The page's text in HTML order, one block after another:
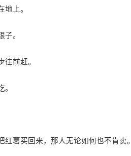
上。
。
前赶。
薯买回来，那人无论如何也不肯卖。